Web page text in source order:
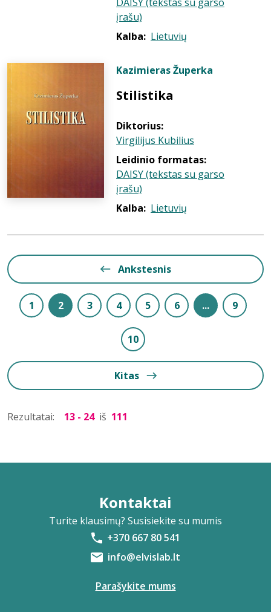
įrašu)
Kalba: Lietuvių
Kazimieras Župerka
Stilistika
Diktorius:
Virgilijus Kubilius
Leidinio formatas:
DAISY (tekstas su garso
įrašu)
Kalba: Lietuvių
Ankstesnis
1 2 3 4 5 6 ... 9
10
Kitas
Rezultatai: 13 - 24 iš 111
Kontaktai
Turite klausimų? Susisiekite su mumis
+370 667 80 541
info@elvislab.lt
Parašykite mums